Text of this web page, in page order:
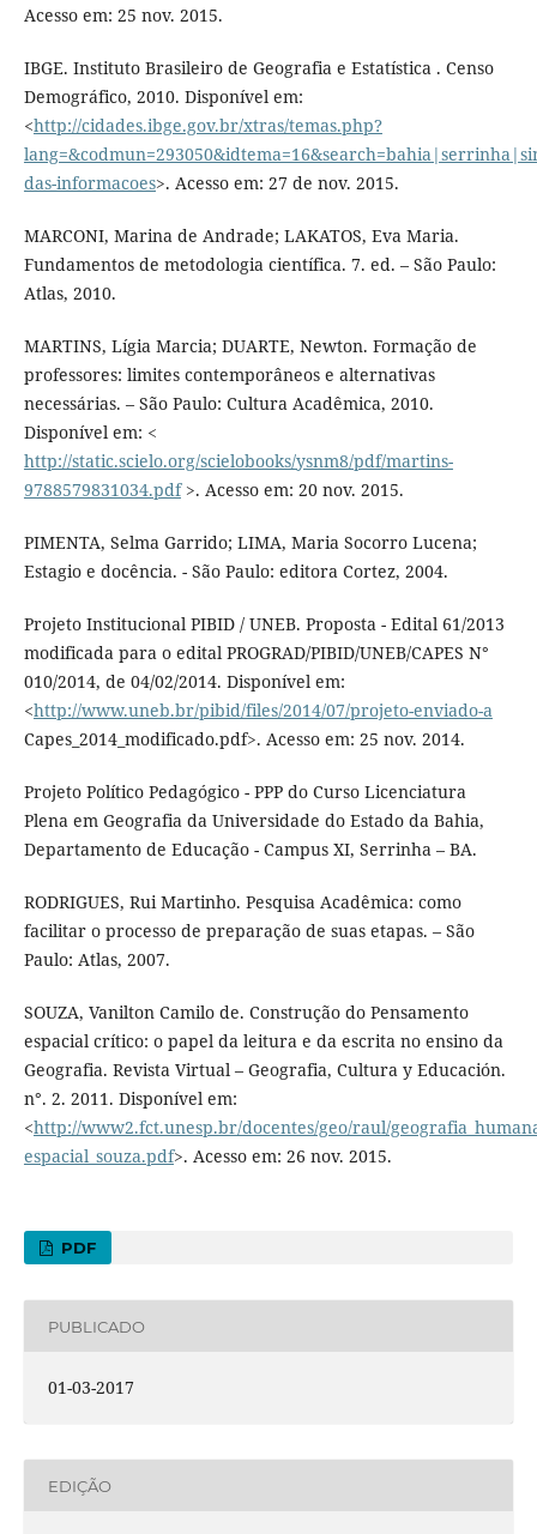
Acesso em: 25 nov. 2015.
IBGE. Instituto Brasileiro de Geografia e Estatística . Censo
Demográfico, 2010. Disponível em:
<http://cidades.ibge.gov.br/xtras/temas.php?
das-informacoes>. Acesso em: 27 de nov. 2015.
MARCONI, Marina de Andrade; LAKATOS, Eva Maria.
Fundamentos de metodologia científica. 7. ed. – São Paulo:
Atlas, 2010.
MARTINS, Lígia Marcia; DUARTE, Newton. Formação de
professores: limites contemporâneos e alternativas
necessárias. – São Paulo: Cultura Acadêmica, 2010.
Disponível em: <
http://static.scielo.org/scielobooks/ysnm8/pdf/martins-
9788579831034.pdf>. Acesso em: 20 nov. 2015.
PIMENTA, Selma Garrido; LIMA, Maria Socorro Lucena;
Estagio e docência. - São Paulo: editora Cortez, 2004.
Projeto Institucional PIBID / UNEB. Proposta - Edital 61/2013
modificada para o edital PROGRAD/PIBID/UNEB/CAPES N°
010/2014, de 04/02/2014. Disponível em:
<http://www.uneb.br/pibid/files/2014/07/projeto-enviado-a
Capes_2014_modificado.pdf>. Acesso em: 25 nov. 2014.
Projeto Político Pedagógico - PPP do Curso Licenciatura
Plena em Geografia da Universidade do Estado da Bahia,
Departamento de Educação - Campus XI, Serrinha – BA.
RODRIGUES, Rui Martinho. Pesquisa Acadêmica: como
facilitar o processo de preparação de suas etapas. – São
Paulo: Atlas, 2007.
SOUZA, Vanilton Camilo de. Construção do Pensamento
espacial crítico: o papel da leitura e da escrita no ensino da
Geografia. Revista Virtual – Geografia, Cultura y Educación.
n°. 2. 2011. Disponível em:
<http://www2.fct.unesp.br/docentes/geo/raul/
espacial_souza.pdf‎>. Acesso em: 26 nov. 2015.
PDF
PUBLICADO
01-03-2017
EDIÇÃO